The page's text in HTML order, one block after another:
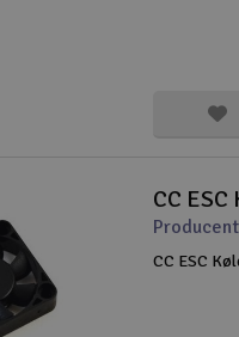
CC
CC ESC